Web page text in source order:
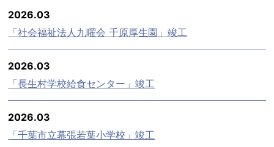
2026.03
「社会福祉法人九曜会 千原厚生園」竣工
2026.03
「長生村学校給食センター」竣工
2026.03
「千葉市立幕張若葉小学校」竣工